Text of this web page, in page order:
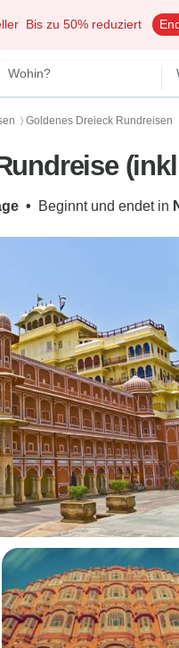
Bis zu 50% reduziert
Wohin?
〉 Goldenes Dreieck Rundreisen
• Beginnt und endet in